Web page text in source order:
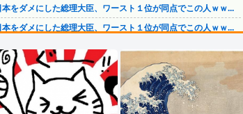
本をダメにした総理大臣、ワースト１位が同点でこの人ｗｗ...
本をダメにした総理大臣、ワースト１位が同点でこの人ｗｗ...
画像】 今のクソガキ共、これを見たこと無くて渡されたら...
ャンポケ斎藤と代理人のやりとり、「地獄すぎて完全にコン...
画像】 日本共産党の街宣車、ほんと碌でもないな
水ハウス「地面師に55億円騙し取られた…」ワイ「はえー...